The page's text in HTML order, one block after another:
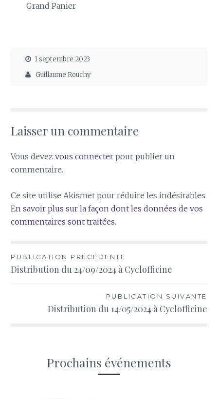
Grand Panier
1 septembre 2023
Guillaume Rouchy
Laisser un commentaire
Vous devezvous connecter pour publier un
commentaire.
Ce site utilise Akismet pour réduire les indésirables.
En savoir plus sur la façon dont les données de vos
commentaires sont traitées.
Navigation
de
PUBLICATION PRÉCÉDENTE
Distribution du 24/09/2024 à Cyclofficine
PUBLICATION SUIVANTE
Distribution du 14/05/2024 à Cyclofficine
Prochains événements